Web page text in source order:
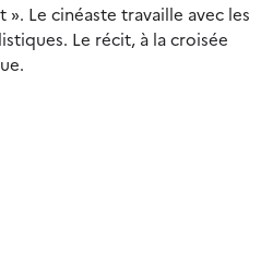
Le cinéaste travaille avec les
Le récit, à la croisée